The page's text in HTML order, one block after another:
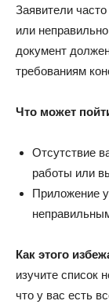
Заявители
или
документ
требованиям
Что может
Отсутствие
работы или
Приложение
Как этого
изучите список
что у вас есть